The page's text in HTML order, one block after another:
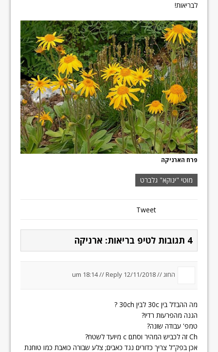
לבריאות!
פרח הארניקה
מוטי "ינוקא" גלברט
Tweet
4 תגובות לטיפ בריאות: ארניקה
החוג //12/11/2018 um 18:14
//Reply
מה ההבדל בין 30c לבין 30ch ?
הגנה מהפרעות רדיו?
טמפ' עבודה שונה?
Ch זה לכביש המהיר וסתם c מיועד לשטח?
אכן בפק"ל צריך כדורים נגד כאבים; צלע שבורה כואבת כמו טוחנת